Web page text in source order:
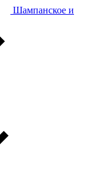
Шампанское и